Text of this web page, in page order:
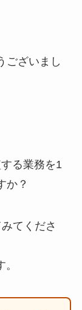
ございまし
る業務を1
か？
てくださ